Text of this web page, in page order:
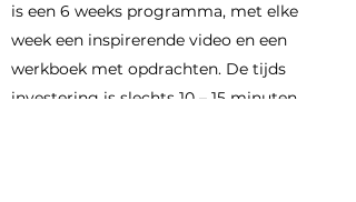
is een 6 weeks programma, met elke
week een inspirerende video en een
werkboek met opdrachten. De tijds
investering is slechts 10 – 15 minuten